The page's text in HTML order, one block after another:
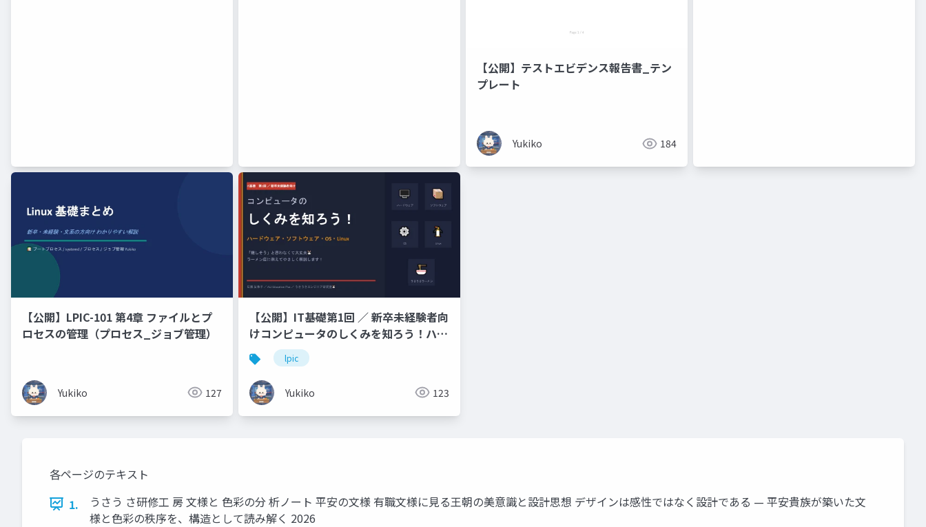
【公開】テストエビデンス報告書_テン
プレート
Yukiko 184
【公開】LPIC-101 第4章 ファイルとプ
ロセスの管理（プロセス_ジョブ管理）
Yukiko 127
【公開】IT基礎第1回 ／ 新卒未経験者向
けコンピュータのしくみを知ろう！ハー
ドウェア・ソフトウェア・OS・
Linux「難しそう」と思わなくて大丈夫
🐰 ラーメン店に例えてやさしく解説し
ます！
lpic
Yukiko 123
各ページのテキスト
1.
うさう さ研修工 房 文様と 色彩の分 析ノート 平安の文様 有職文様に見る王朝の美意識と設計思想 デザインは感性ではなく設計である — 平安貴族が築いた文
様と色彩の秩序を、構造として読み解く 2026